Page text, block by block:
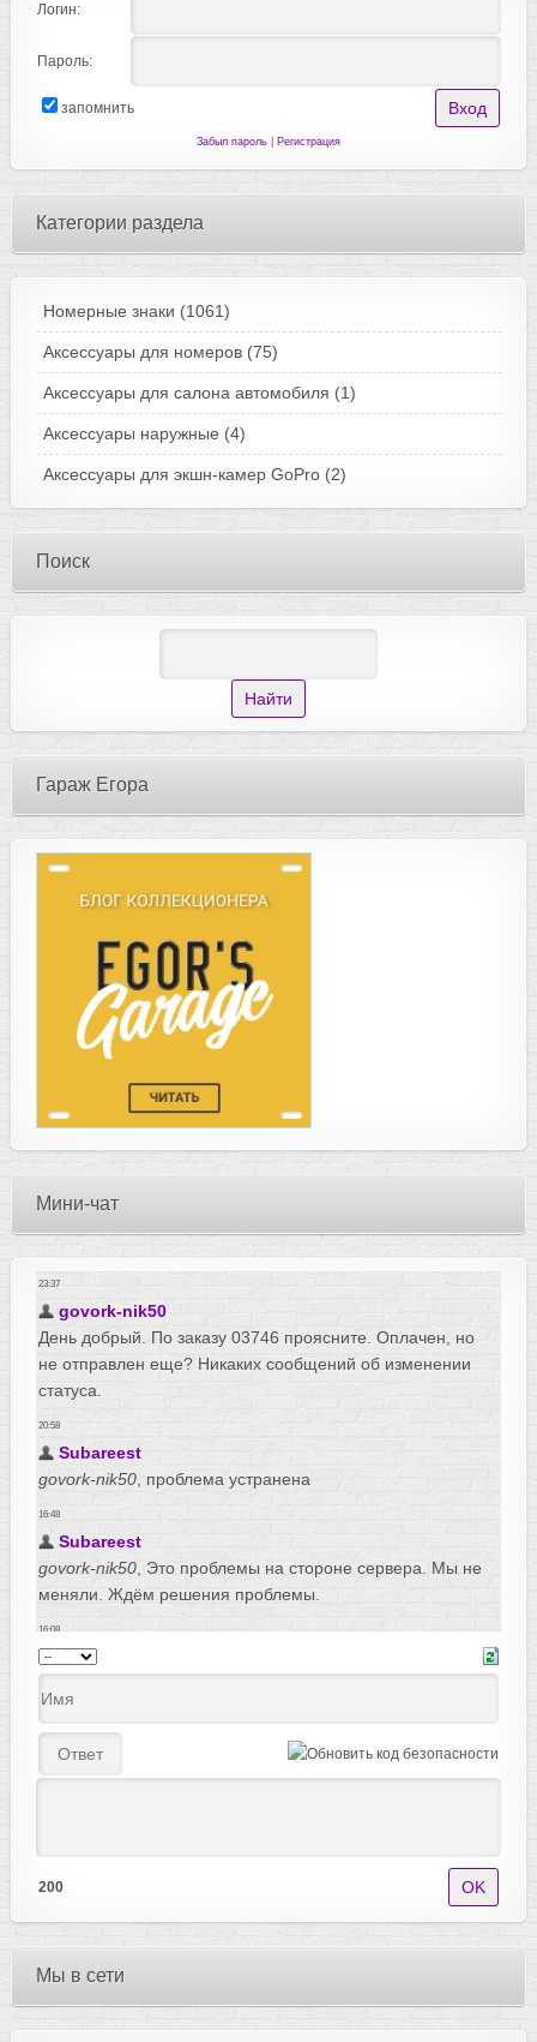
Логин:
Пароль:
запомнить
Забыл пароль| Регистрация
Категории раздела
Номерные знаки (1061)
Аксессуары для номеров (75)
Аксессуары для салона автомобиля (1)
Аксессуары наружные (4)
Аксессуары для экшн-камер GoPro (2)
Поиск
Гараж Егора
Мини-чат
200
Мы в сети